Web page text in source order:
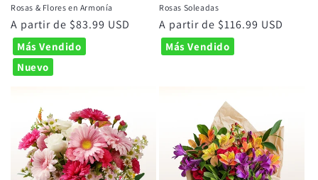
Rosas & Flores en Armonía
Precio
habitual
A partir de $83.99 USD
Más Vendido
Nuevo
Rosas Soleadas
Precio
habitual
A partir de $116.99 USD
Más Vendido